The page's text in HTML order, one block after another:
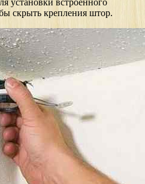
установки встроенного
скрыть крепления штор.